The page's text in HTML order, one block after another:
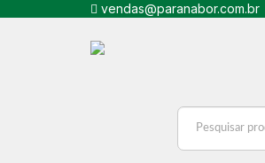
vendas@paranabor.com.br